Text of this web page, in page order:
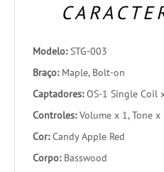
Modelo:STG-003
Braço: Maple, Bolt-on
Captadores:OS-1 Single Coil
Controles:Volume x 1, Tone x
Cor:Candy Apple Red
Corpo: Basswood